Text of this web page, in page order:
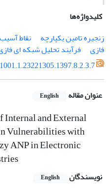
کلیدواژه‌ها
زنجیره تامین یکپارچه
نقاط
فازی
فرآیند تحلیل شبکه ای
عنوان مقاله English
and External
Vulnerabilities with
ANP in Electronic
نویسندگان English